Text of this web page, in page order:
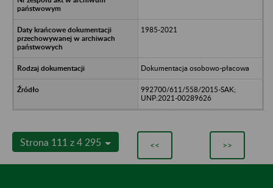
1985-2021
Dokumentacja osobowo-płacowa
992700/611/558/2015-SAK;
UNP:2021-00289626
Strona 111 z 4 295 << >>